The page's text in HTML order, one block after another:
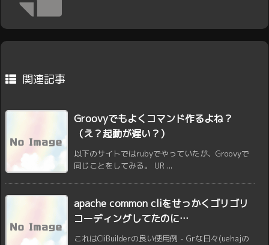
関連記事
Groovyでもよくコマンド作るよね？
（え？起動が遅い？）
以下のサイトではrubyでやっていたが、Groovyで
同じことをしてみる。 UR ...
apache common cliをせっかくゴリゴリ
コーディングしてたのに…
これはCliBuilderの良い使用例 - Grな日々(uehajの